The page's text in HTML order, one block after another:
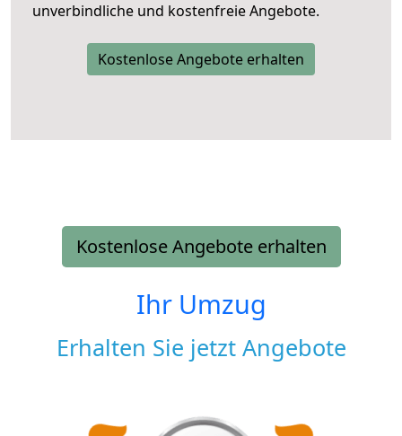
unverbindliche und kostenfreie Angebote.
Kostenlose Angebote erhalten
Kostenlose Angebote erhalten
Ihr Umzug
Erhalten Sie jetzt Angebote